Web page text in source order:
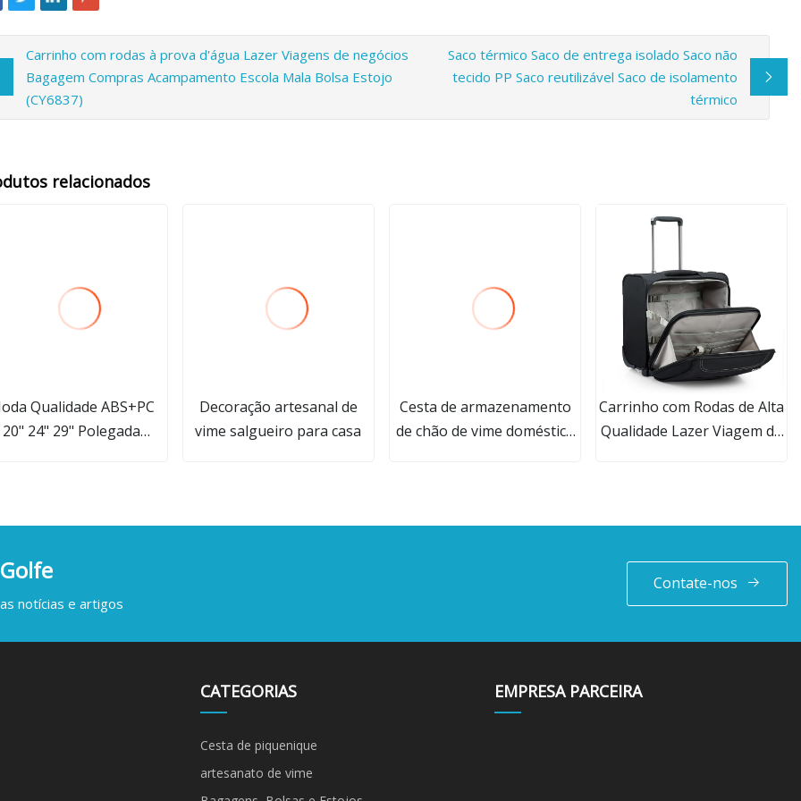
Carrinho com rodas à prova d'água Lazer Viagens de negócios
Bagagem Compras Acampamento Escola Mala Bolsa Estojo
(CY6837)
Saco térmico Saco de entrega isolado Saco não
tecido PP Saco reutilizável Saco de isolamento
térmico
relacionados
Qualidade ABS+PC
20" 24" 29" Polegada
de Embarque Bolsa
Decoração artesanal de
vime salgueiro para casa
Cesta de armazenamento
de chão de vime doméstica
Carrinho com Rodas de Alta
Qualidade Lazer Viagem de
notícias e artigos
Contate-nos
CATEGORIAS
Cesta de piquenique
artesanato de vime
EMPRESA PARCEIRA